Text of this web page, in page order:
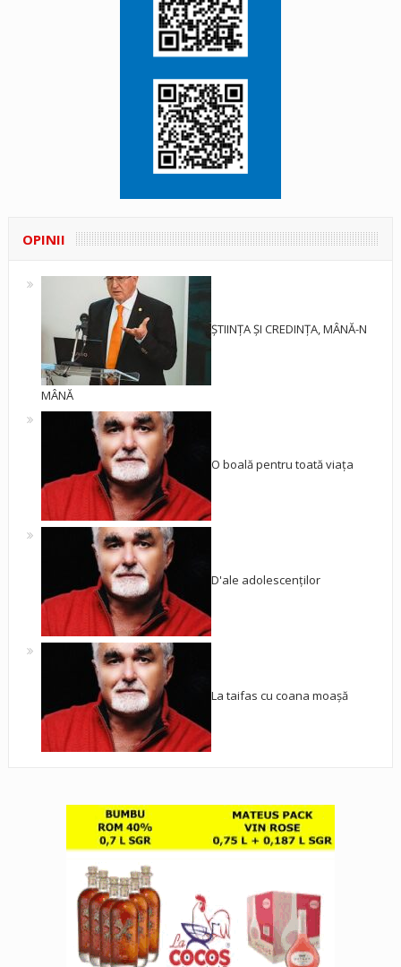
OPINII
ȘTIINȚA ȘI CREDINȚA, MÂNĂ-N
MÂNĂ
O boală pentru toată viața
D'ale adolescenților
La taifas cu coana moașă